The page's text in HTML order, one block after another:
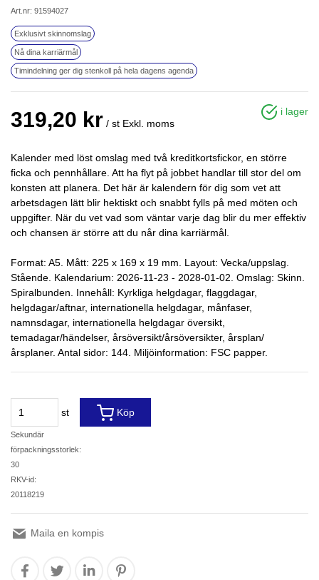
Art.nr: 91594027
Exklusivt skinnomslag
Nå dina karriärmål
Timindelning ger dig stenkoll på hela dagens agenda
319,20 kr / st Exkl. moms
i lager
Kalender med löst omslag med två kreditkortsfickor, en större
ficka och pennhållare. Att ha flyt på jobbet handlar till stor del om
konsten att planera. Det här är kalendern för dig som vet att
arbetsdagen lätt blir hektiskt och snabbt fylls på med möten och
uppgifter. När du vet vad som väntar varje dag blir du mer effektiv
och chansen är större att du når dina karriärmål.
Format: A5. Mått: 225 x 169 x 19 mm. Layout: Vecka/uppslag.
Stående. Kalendarium: 2026-11-23 - 2028-01-02. Omslag: Skinn.
Spiralbunden. Innehåll: Kyrkliga helgdagar, flaggdagar,
helgdagar/aftnar, internationella helgdagar, månfaser,
namnsdagar, internationella helgdagar översikt,
temadagar/händelser, årsöversikt/årsöversikter, årsplan/
årsplaner. Antal sidor: 144. Miljöinformation: FSC papper.
st
Sekundär
förpackningsstorlek:
30
RKV-id:
20118219
Köp
Maila en kompis